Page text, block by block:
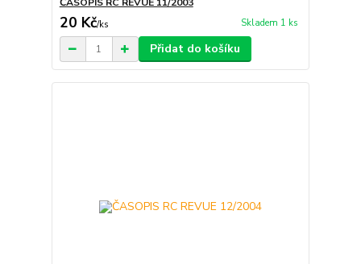
20 Kč/ks Skladem 1 ks
Přidat do košíku